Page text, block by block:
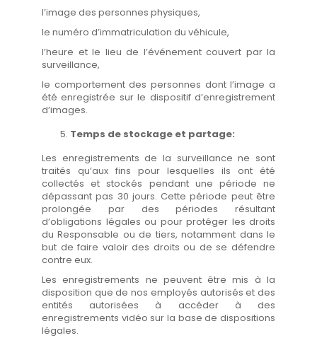
l’image des personnes physiques,
le numéro d’immatriculation du véhicule,
l’heure et le lieu de l’événement couvert par la
surveillance,
le comportement des personnes dont l’image a
été enregistrée sur le dispositif d’enregistrement
d’images.
Temps de stockage et partage:
Les enregistrements de la surveillance ne sont
traités qu’aux fins pour lesquelles ils ont été
collectés et stockés pendant une période ne
dépassant pas 30 jours. Cette période peut être
prolongée par des périodes résultant
d’obligations légales ou pour protéger les droits
du Responsable ou de tiers, notamment dans le
but de faire valoir des droits ou de se défendre
contre eux.
Les enregistrements ne peuvent être mis à la
disposition que de nos employés autorisés et des
entités autorisées à accéder à des
enregistrements vidéo sur la base de dispositions
légales.